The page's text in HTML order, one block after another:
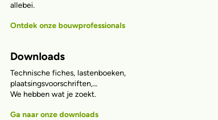
allebei.
Ontdek onze bouwprofessionals
Downloads
Technische fiches, lastenboeken,
plaatsingsvoorschriften,...
We hebben wat je zoekt.
Ga naar onze downloads